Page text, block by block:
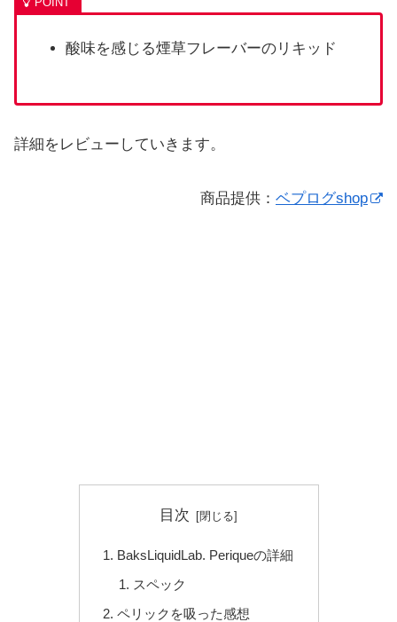
酸味を感じる煙草フレーバーのリキッド
詳細をレビューしていきます。
商品提供： ベプログshop
目次
BaksLiquidLab. Periqueの詳細
スペック
ペリックを吸った感想